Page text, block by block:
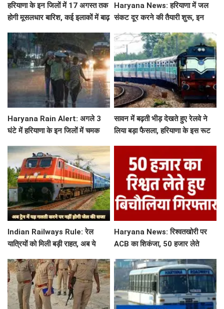
हरियाणा के इन जिलों में 17 अगस्त तक
होगी मूसलधार बारिश, कई इलाकों में बाढ़
Haryana News: हरियाणा में जल
संकट दूर करने की तैयारी शुरू, इन
Haryana Rain Alert: अगले 3
घंटे में हरियाणा के इन जिलों में चमक
अलर्ट
सावन में बढ़ती भीड़ देखते हुए रेलवे ने
लिया बड़ा फैसला, हरियाणा के इस रूट
Indian Railways Rule: रेल
यात्रियों को मिली बड़ी राहत, अब ये
Haryana News: रिश्वतखोरी पर
ACB का शिकंजा, 50 हजार लेते